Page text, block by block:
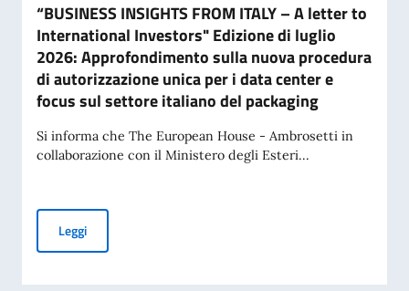
“BUSINESS INSIGHTS FROM ITALY – A letter to
International Investors" Edizione di luglio
2026: Approfondimento sulla nuova procedura
di autorizzazione unica per i data center e
focus sul settore italiano del packaging
Si informa che The European House - Ambrosetti in
collaborazione con il Ministero degli Esteri...
Leggi“BUSINESS INSIGHTS FROM ITALY – A letter to